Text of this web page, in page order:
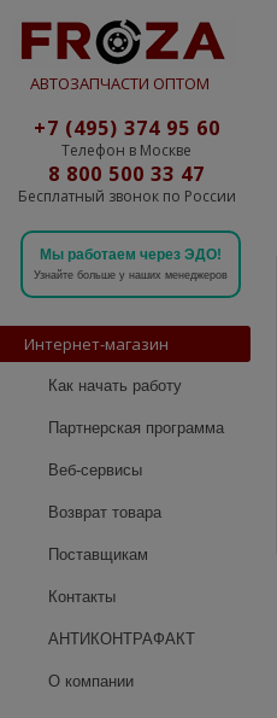
АВТОЗАПЧАСТИ ОПТОМ
+7 (495) 374 95 60
Телефон в Москве
8 800 500 33 47
Бесплатный звонок по России
Мы работаем через ЭДО!
Узнайте больше у наших менеджеров
Интернет-магазин
Как начать работу
Партнерская программа
Веб-сервисы
Возврат товара
Поставщикам
Контакты
АНТИКОНТРАФАКТ
О компании